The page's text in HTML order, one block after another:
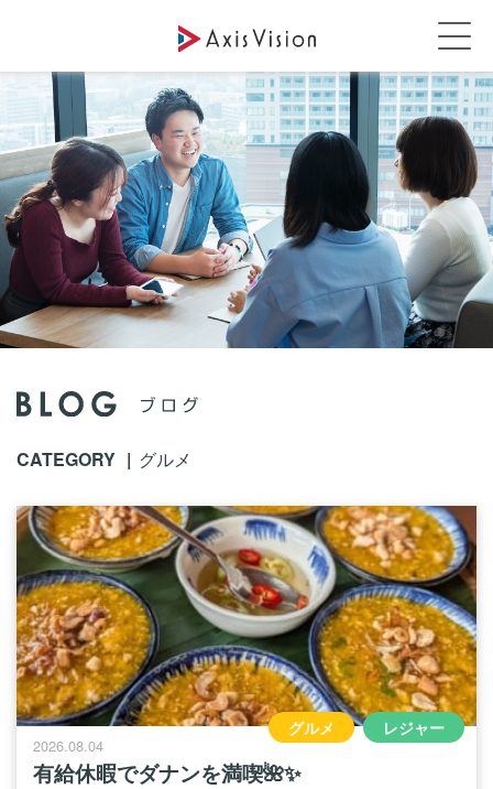
CATEGORY グルメ
2026.08.04
有給休暇でダナンを満喫🌺✨
グルメ レジャー